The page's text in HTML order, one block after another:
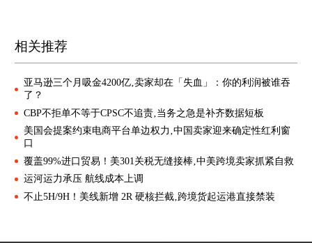
相关推荐
亚马逊三个月吸金4200亿‚卖家却在「失血」：你的利润被谁吞
了？
CBP不拒单不等于CPSC不追责‚当务之急是补齐数据短板
美国会提案约束电商平台单边权力‚中国卖家迎来确定性红利窗
口
覆盖99%进口贸易！美301关税无缝接棒‚中美跨境卖家抓紧自救
运河运力承压 航线成本上调
不止5H/9H！美线新增 2R 硬核拦截‚跨境货起运港直接禁装